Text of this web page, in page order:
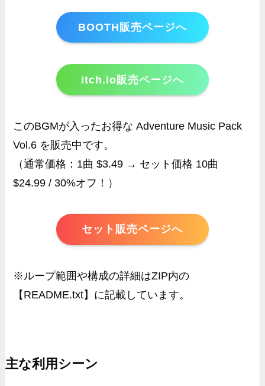
BOOTH販売ページへ
itch.io販売ページへ
このBGMが入ったお得な Adventure Music Pack
Vol.6 を販売中です。
（通常価格：1曲 $3.49 → セット価格 10曲
$24.99 / 30%オフ！）
セット販売ページへ
※ループ範囲や構成の詳細はZIP内の
【README.txt】に記載しています。
主な利用シーン